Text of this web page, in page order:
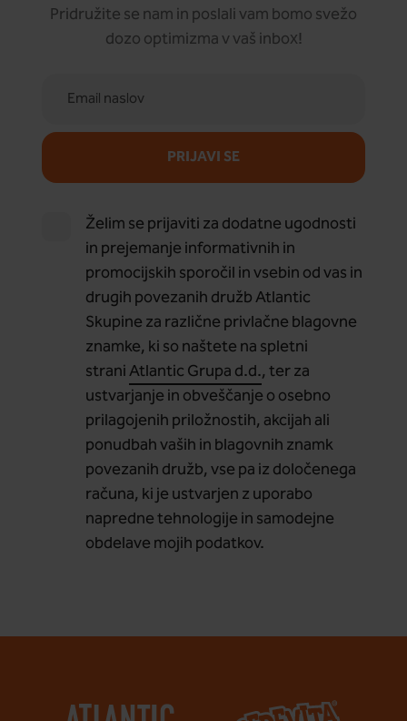
Pridružite se nam in poslali vam bomo svežo
dozo optimizma v vaš inbox!
PRIJAVI SE
Želim se prijaviti za dodatne ugodnosti
in prejemanje informativnih in
promocijskih sporočil in vsebin od vas in
drugih povezanih družb Atlantic
Skupine za različne privlačne blagovne
znamke, ki so naštete na spletni
straniAtlantic Grupa d.d., ter za
ustvarjanje in obveščanje o osebno
prilagojenih priložnostih, akcijah ali
ponudbah vaših in blagovnih znamk
povezanih družb, vse pa iz določenega
računa, ki je ustvarjen z uporabo
napredne tehnologije in samodejne
obdelave mojih podatkov.